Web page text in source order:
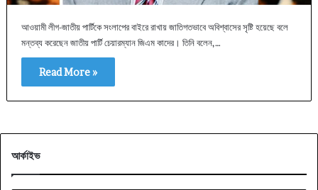
আওয়ামী লীগ-জাতীয় পার্টিকে সংলাপের বাইরে রাখায় জাতিগতভাবে অবিশ্বাসের সৃষ্টি হয়েছে বলে
মন্তব্য করেছেন জাতীয় পার্টি চেয়ারম্যান জিএম কাদের। তিনি বলেন,…
Read More »
আর্কাইভ